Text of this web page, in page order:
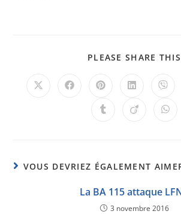
PLEASE SHARE THIS
VOUS DEVRIEZ ÉGALEMENT
La BA 115 attaque
3 novembre 2016